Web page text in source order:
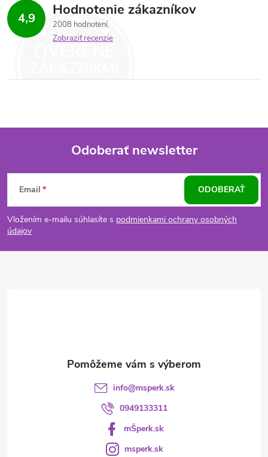
4,9 Hodnotenie zákazníkov
2008 hodnotení
Zobraziť recenzie
Z
á
p
Odoberať newsletter
Email
Vložením e-mailu súhlasíte s podmienkami ochrany osobných
údajov
ODOBERAŤ
info@msperk.sk
0949133311
mŠperk.sk
msperk.sk